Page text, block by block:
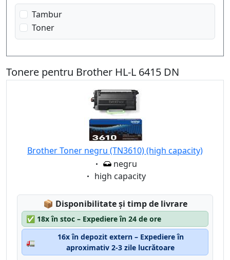
Tambur
Toner
Tonere pentru Brother HL-L 6415 DN
Brother Toner negru (TN3610) (high capacity)
Eigenschaft:
negru
Eigenschaft:
high capacity
📦 Lagerstatus:
Disponibilitate și timp de livrare
✅ 18x în stoc – Expediere în 24 de ore
🚛
16x în depozit extern – Expediere în
aproximativ 2-3 zile lucrătoare